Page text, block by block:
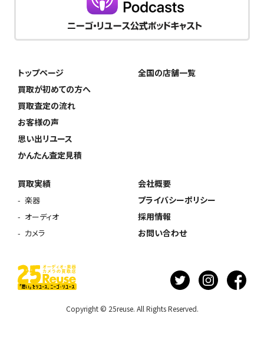
トップページ
買取が初めての方へ
買取査定の流れ
お客様の声
思い出リユース
かんたん査定見積
全国の店舗一覧
買取実績
楽器
オーディオ
カメラ
会社概要
プライバシーポリシー
採用情報
お問い合わせ
Copyright © 25reuse. All Rights Reserved.